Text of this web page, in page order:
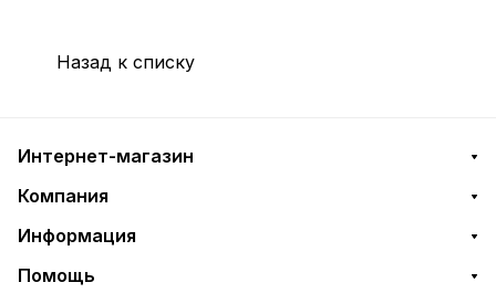
Назад к списку
Интернет-магазин
Компания
Информация
Помощь